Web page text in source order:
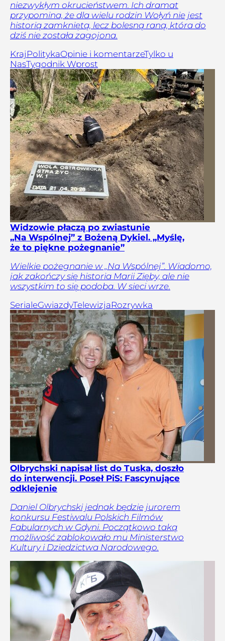
niezwykłym okrucieństwem. Ich dramat
przypomina, że dla wielu rodzin Wołyń nie jest
historią zamkniętą, lecz bolesną raną, która do
dziś nie została zagojona.
Kraj PolitykaOpinie i komentarzeTylko u
NasTygodnik Wprost
Widzowie płaczą po zwiastunie
„Na Wspólnej” z Bożeną Dykiel. „Myślę,
że to piękne pożegnanie”
Wielkie pożegnanie w „Na Wspólnej”. Wiadomo,
jak zakończy się historia Marii Zięby, ale nie
wszystkim to się podoba. W sieci wrze.
SerialeGwiazdyTelewizjaRozrywka
Olbrychski napisał list do Tuska, doszło
do interwencji. Poseł PiS: Fascynujące
odklejenie
Daniel Olbrychski jednak będzie jurorem
konkursu Festiwalu Polskich Filmów
Fabularnych w Gdyni. Początkowo taką
możliwość zablokowało mu Ministerstwo
Kultury i Dziedzictwa Narodowego.